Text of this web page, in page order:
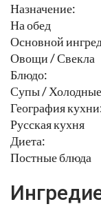
Назначение:
На обед
Основной
Овощи / Свекла
Блюдо:
Супы /
География
Русская кухня
Диета:
Постные блюда